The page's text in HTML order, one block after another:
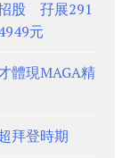
招股 孖展291
元
體現MAGA精
拜登時期